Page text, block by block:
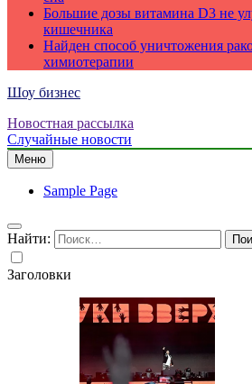
Большие дозы витамина D3 не
кишечника
Найден способ уничтожения
химиотерапии
Шоу бизнес
Новостная рассылка
Случайные новости
Меню
Sample Page
Найти:
Заголовки